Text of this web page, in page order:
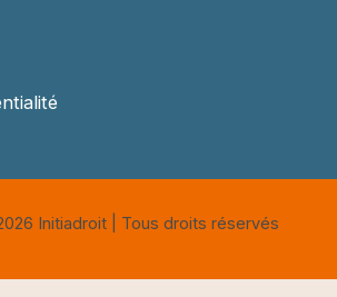
Initiadroit | Tous droits réservés